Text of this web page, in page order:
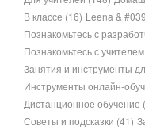
В классе (16) Leena &
Познакомьтесь с
Познакомьтесь с учителем
Занятия и инструменты
Инструменты онлайн-
Дистанционное обучение
Советы и подсказки (41)